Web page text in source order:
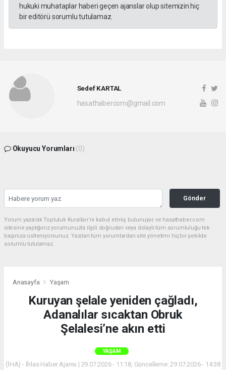
hukuki muhataplar haberi geçen ajanslar olup sitemizin hiç
bir editörü sorumlu tutulamaz.
Sedef KARTAL
hasathabercom@gmail.com
Okuyucu Yorumları (0)
Gönder
Yorum yazarak Topluluk Kuralları’nı kabul etmiş bulunuyor ve hasathaber.com
sitesine yaptığınız yorumunuzla ilgili doğrudan veya dolaylı tüm sorumluluğu tek
başınıza üstleniyorsunuz. Yazılan tüm yorumlardan site yönetimi hiçbir şekilde
sorumlu tutulamaz.
Anasayfa Yaşam
Kuruyan şelale yeniden çağladı,
Adanalılar sıcaktan Obruk
Şelalesi’ne akın etti
YAŞAM
(İHA) - İhlas Haber Ajansı | 29.07.2026 - 11:18, Güncelleme: 29.07.2026 - 14:38